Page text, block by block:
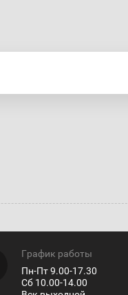
График работы
Пн-Пт 9.00-17.30
Сб 10.00-14.00